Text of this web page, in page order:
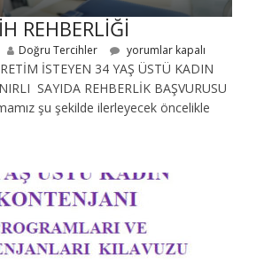
REHBERLİĞİ
Doğru Tercihler yorumlar kapalı
İSTEYEN 34 YAŞ ÜSTÜ KADIN
SAYIDA REHBERLİK BAŞVURUSU
şu şekilde ilerleyecek öncelikle